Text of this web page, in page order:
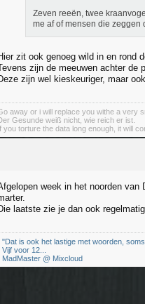
Zeven reeën, twee
me af of mensen die
zit ook genoeg wild in en rond
zijn de meeuwen achter de
zijn wel kieskeuriger, maar
away or i will replace you withe a very
Gesunde weiß nicht, wie reich er ist.
you torture the data long enough, it will
week in het noorden van
laatste zie je dan ook
"Dat is ook het lastige met woorden,
Vijf voor 12...
MadMaster @ Mixcloud